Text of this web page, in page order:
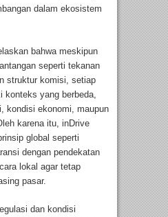
dalam ekosistem
bahwa meskipun
seperti tekanan
struktur komisi, setiap
konteks yang berbeda,
kondisi ekonomi, maupun
karena itu, inDrive
global seperti
dengan pendekatan
lokal agar tetap
pasar.
dan kondisi